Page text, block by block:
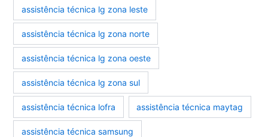
assistência técnica lg zona leste
assistência técnica lg zona norte
assistência técnica lg zona oeste
assistência técnica lg zona sul
assistência técnica lofra assistência técnica maytag
assistência técnica samsung